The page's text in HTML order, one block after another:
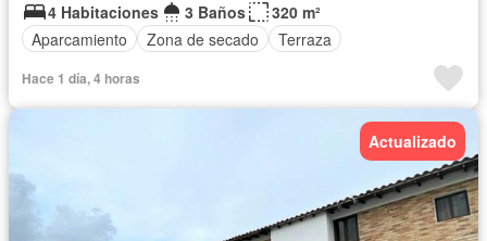
4 Habitaciones
3 Baños
320 m²
Aparcamiento
Zona de secado Terraza
Hace 1 día, 4 horas
Actualizado